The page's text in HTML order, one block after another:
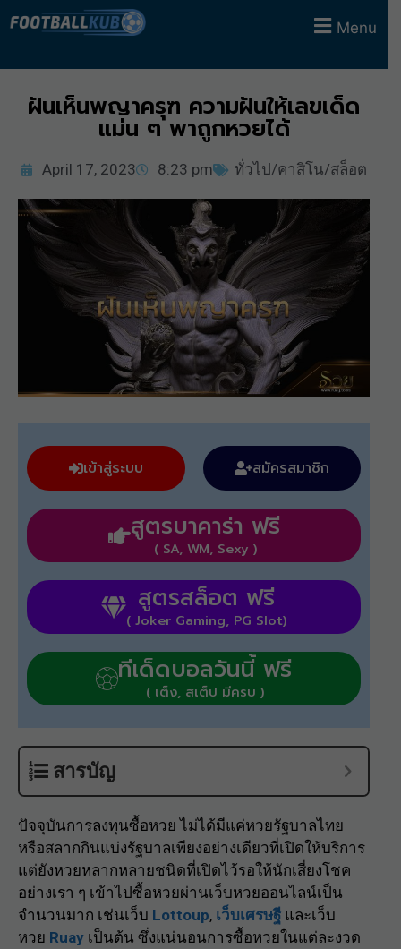
Menu
ฝันเห็นพญาครุฑ ความฝันให้เลขเด็ด
แม่น ๆ พาถูกหวยได้
April 17, 2023 8:23 pm ทั่วไป/คาสิโน/สล็อต
เข้าสู่ระบบ สมัครสมาชิก
สูตรบาคาร่า ฟรี
( SA, WM, Sexy )
สูตรสล็อต ฟรี
( Joker Gaming, PG Slot)
ทีเด็ดบอลวันนี้ ฟรี
( เต็ง, สเต็ป มีครบ )
สารบัญ
ปัจจุบันการลงทุนซื้อหวย ไม่ได้มีแค่หวยรัฐบาลไทย
หรือสลากกินแบ่งรัฐบาลเพียงอย่างเดียวที่เปิดให้บริการ
แต่ยังหวยหลากหลายชนิดที่เปิดไว้รอให้นักเสี่ยงโชค
อย่างเรา ๆ เข้าไปซื้อหวยผ่านเว็บหวยออนไลน์เป็น
จำนวนมาก เช่นเว็บ Lottoup, เว็บเศรษฐี และเว็บ
หวย Ruay เป็นต้น ซึ่งแน่นอนการซื้อหวยในแต่ละงวด